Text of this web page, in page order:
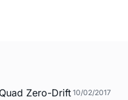
Zero-Drift10/02/2017